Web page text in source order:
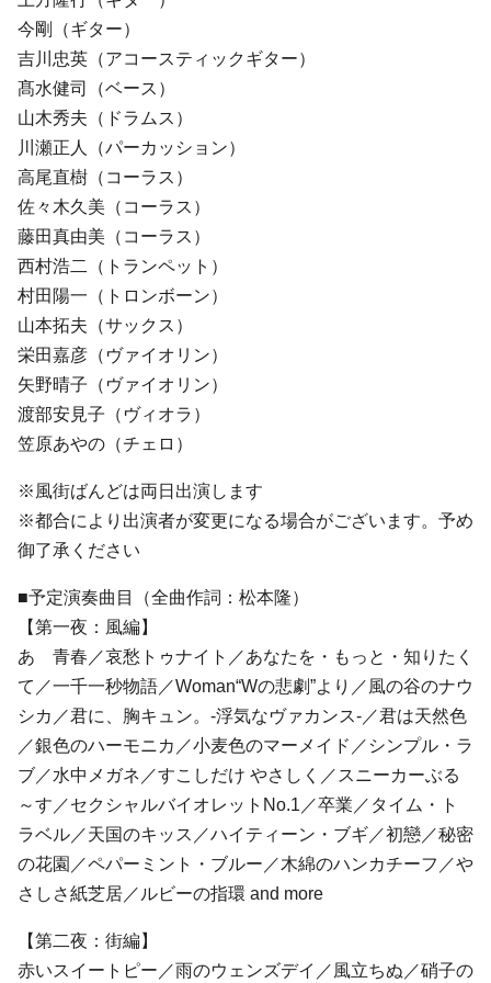
今剛（ギター）
吉川忠英（アコースティックギター）
髙水健司（ベース）
山木秀夫（ドラムス）
川瀬正人（パーカッション）
高尾直樹（コーラス）
佐々木久美（コーラス）
藤田真由美（コーラス）
西村浩二（トランペット）
村田陽一（トロンボーン）
山本拓夫（サックス）
栄田嘉彦（ヴァイオリン）
矢野晴子（ヴァイオリン）
渡部安見子（ヴィオラ）
笠原あやの（チェロ）
※風街ばんどは両日出演します
※都合により出演者が変更になる場合がございます。予め
御了承ください
■予定演奏曲目（全曲作詞：松本隆）
【第一夜：風編】
あゝ青春／哀愁トゥナイト／あなたを・もっと・知りたく
て／一千一秒物語／Woman“Wの悲劇”より／風の谷のナウ
シカ／君に、胸キュン。-浮気なヴァカンス-／君は天然色
／銀色のハーモニカ／小麦色のマーメイド／シンプル・ラ
ブ／水中メガネ／すこしだけ やさしく／スニーカーぶる
～す／セクシャルバイオレットNo.1／卒業／タイム・ト
ラベル／天国のキッス／ハイティーン・ブギ／初戀／秘密
の花園／ペパーミント・ブルー／木綿のハンカチーフ／や
さしさ紙芝居／ルビーの指環 and more
【第二夜：街編】
赤いスイートピー／雨のウェンズデイ／風立ちぬ／硝子の